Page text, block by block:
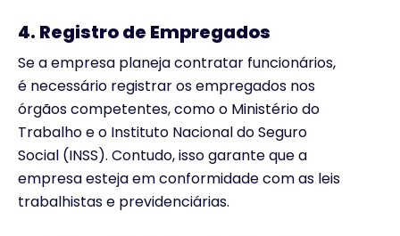
4. Registro de Empregados
Se a empresa planeja contratar funcionários,
é necessário registrar os empregados nos
órgãos competentes, como o Ministério do
Trabalho e o Instituto Nacional do Seguro
Social (INSS). Contudo, isso garante que a
empresa esteja em conformidade com as leis
trabalhistas e previdenciárias.